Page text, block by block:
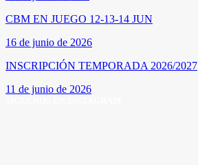
CBM EN JUEGO 12-13-14 JUN
16 de junio de 2026
INSCRIPCIÓN TEMPORADA 2026/2027
11 de junio de 2026